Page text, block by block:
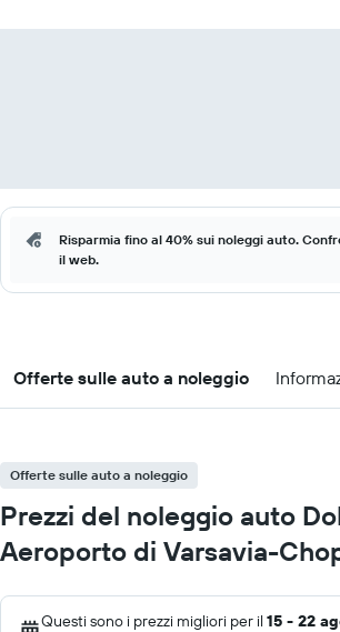
Risparmia fino al 40% sui noleggi auto.
il web.
Offerte sulle auto a noleggio
Offerte sulle auto a noleggio
Prezzi del noleggio auto
Aeroporto di Varsavia-
Questi sono i prezzi migliori per il 15 - 22